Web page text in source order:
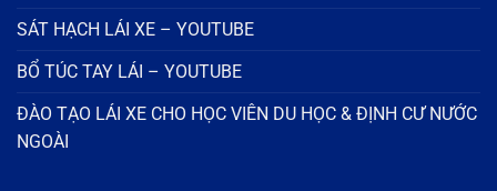
SÁT HẠCH LÁI XE – YOUTUBE
BỔ TÚC TAY LÁI – YOUTUBE
ĐÀO TẠO LÁI XE CHO HỌC VIÊN DU HỌC & ĐỊNH CƯ NƯỚC
NGOÀI